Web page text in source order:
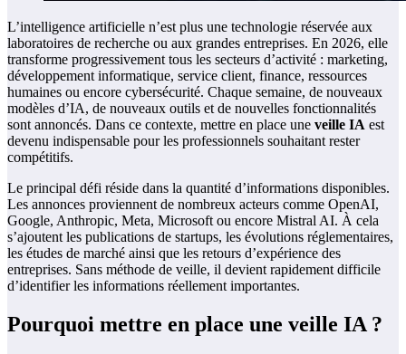
L’intelligence artificielle n’est plus une technologie réservée aux
laboratoires de recherche ou aux grandes entreprises. En 2026, elle
transforme progressivement tous les secteurs d’activité : marketing,
développement informatique, service client, finance, ressources
humaines ou encore cybersécurité. Chaque semaine, de nouveaux
modèles d’IA, de nouveaux outils et de nouvelles fonctionnalités
sont annoncés. Dans ce contexte, mettre en place une veille IA est
devenu indispensable pour les professionnels souhaitant rester
compétitifs.
Le principal défi réside dans la quantité d’informations disponibles.
Les annonces proviennent de nombreux acteurs comme OpenAI,
Google, Anthropic, Meta, Microsoft ou encore Mistral AI. À cela
s’ajoutent les publications de startups, les évolutions réglementaires,
les études de marché ainsi que les retours d’expérience des
entreprises. Sans méthode de veille, il devient rapidement difficile
d’identifier les informations réellement importantes.
Pourquoi mettre en place une veille IA ?